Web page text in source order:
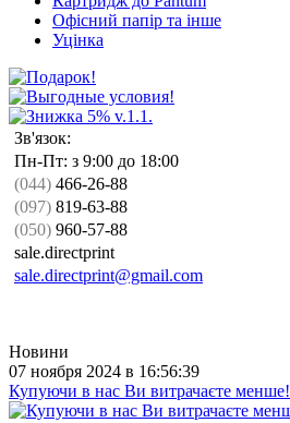
Офісний папір та інше
Уцінка
Зв'язок:
Пн-Пт: з 9:00 до 18:00
(044) 466-26-88
(097) 819-63-88
(050) 960-57-88
sale.directprint
sale.directprint@gmail.com
Новини
07 ноября 2024 в 16:56:39
Купуючи в нас Ви витрачаєте менше!